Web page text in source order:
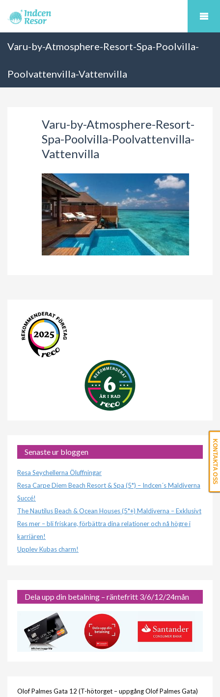
Varu-by-Atmosphere-Resort-Spa-Poolvilla-
Poolvattenvilla-Vattenvilla
Varu-by-Atmosphere-Resort-
Spa-Poolvilla-Poolvattenvilla-
Vattenvilla
Senaste ur bloggen
Resa Seychellerna Öluffningar
Resa Carpe Diem Beach Resort & Spa (5*) – Indcen´s Maldiverna
Succé!
The Nautilus Beach & Ocean Houses (5*+) Maldiverna – Exklusivt
Res mer – bli friskare, förbättra dina relationer och nå högre i
karriären!
Upplev Kubas charm!
Dela upp din betalning – räntefritt 3/6/12/24mån
Olof Palmes Gata 12 (T-hötorget – uppgång Olof Palmes Gata)
KONTAKTA OSS